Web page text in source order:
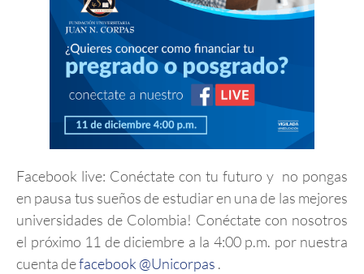
Facebook live: Conéctate con tu futuro y no pongas
en pausa tus sueños de estudiar en una de las mejores
universidades de Colombia! Conéctate con nosotros
el próximo 11 de diciembre a la 4:00 p.m. por nuestra
cuenta defacebook @Unicorpas .